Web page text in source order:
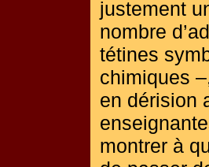
justement
nombre
tétines
chimiques
en dérision
montrer à